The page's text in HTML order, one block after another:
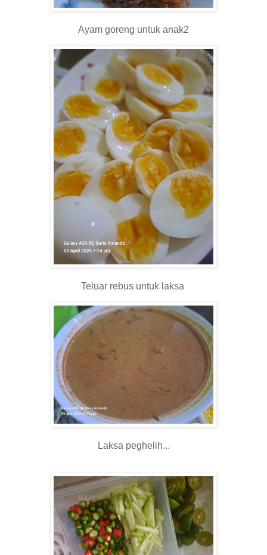
Ayam goreng untuk anak2
Teluar rebus untuk laksa
Laksa peghelih...